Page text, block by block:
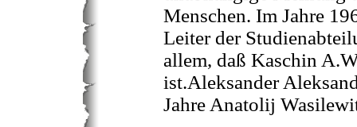
Menschen. Im Jahre
Leiter der
allem, daß Kaschin
ist.Aleksander
Jahre Anatolij